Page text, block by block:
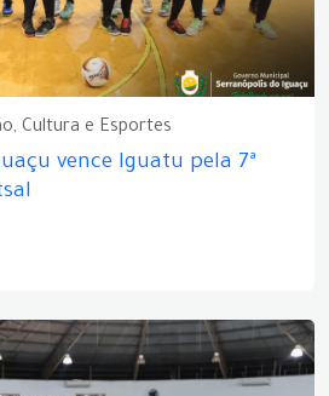
Cultura e Esportes
vence Iguatu pela 7ª